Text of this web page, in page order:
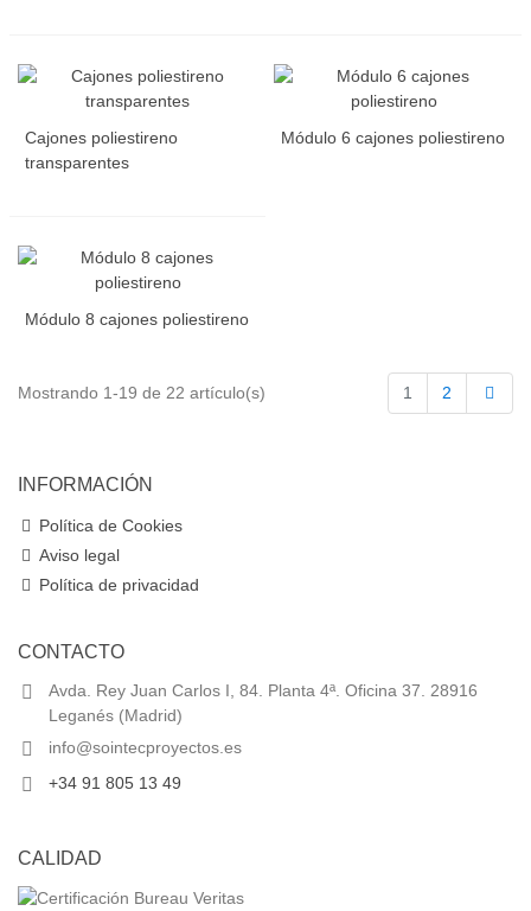
Cajones poliestireno
transparentes
Módulo 6 cajones poliestireno
Módulo 8 cajones poliestireno
Mostrando 1-19 de 22 artículo(s) 1 2
INFORMACIÓN
Política de Cookies
Aviso legal
Política de privacidad
CONTACTO
Avda. Rey Juan Carlos I, 84. Planta 4ª. Oficina 37. 28916
Leganés (Madrid)
info@sointecproyectos.es
+34 91 805 13 49
CALIDAD